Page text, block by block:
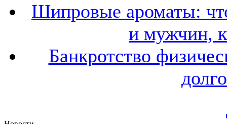
Шипровые ароматы:
и мужчин,
Банкротство